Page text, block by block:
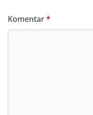
Komentar*